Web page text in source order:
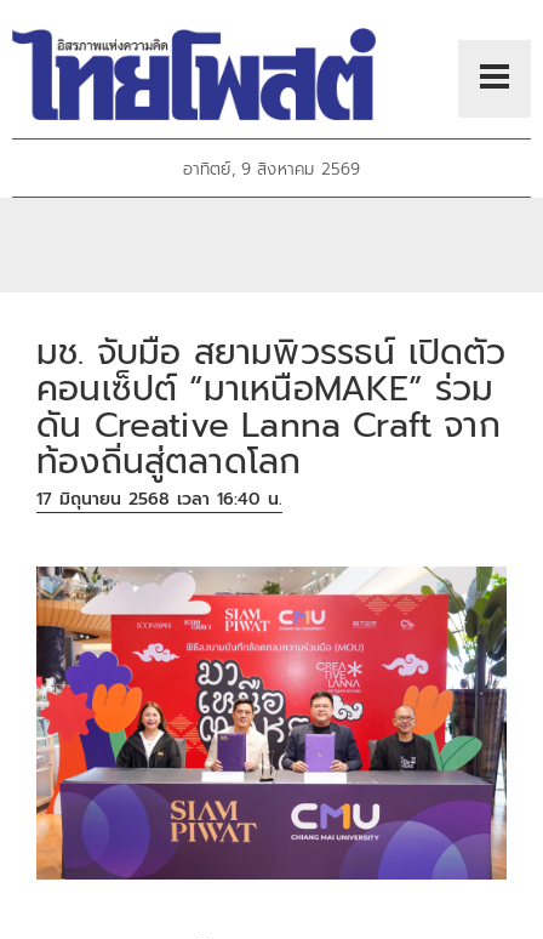
อาทิตย์, 9 สิงหาคม 2569
มช. จับมือ สยามพิวรรธน์ เปิดตัว
คอนเซ็ปต์ “มาเหนือMAKE” ร่วม
ดัน Creative Lanna Craft จาก
ท้องถิ่นสู่ตลาดโลก
17 มิถุนายน 2568 เวลา 16:40 น.